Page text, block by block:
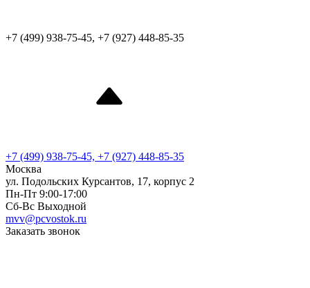
+7 (499) 938-75-45, +7 (927) 448-85-35
+7 (499) 938-75-45, +7 (927) 448-85-35
Москва
ул. Подольских Курсантов, 17, корпус 2
Пн-Пт 9:00-17:00
Сб-Вс Выходной
mvv@pcvostok.ru
Заказать звонок